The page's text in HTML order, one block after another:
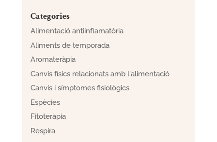
Categories
Alimentació antiinflamatòria
Aliments de temporada
Aromateràpia
Canvis físics relacionats amb l'alimentació
Canvis i símptomes fisiològics
Espècies
Fitoteràpia
Respira